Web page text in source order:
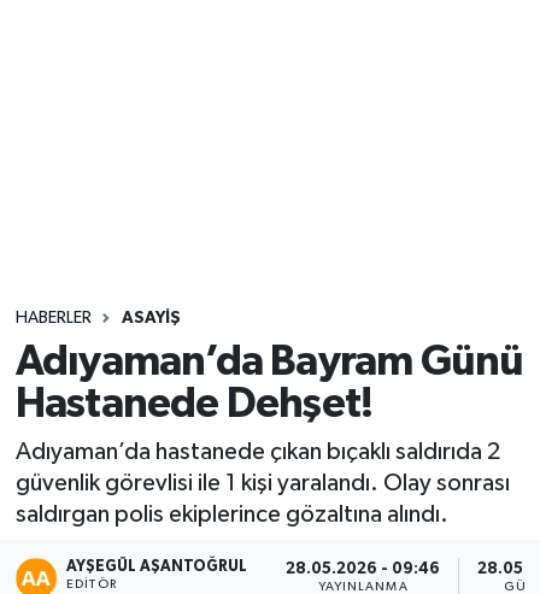
HABERLER ASAYIŞ
Adıyaman’da Bayram Günü
Hastanede Dehşet!
Adıyaman’da hastanede çıkan bıçaklı saldırıda 2
güvenlik görevlisi ile 1 kişi yaralandı. Olay sonrası
saldırgan polis ekiplerince gözaltına alındı.
AYŞEGÜL AŞANTOĞRUL
EDITÖR
28.05.2026 - 09:46
YAYINLANMA
Yaşam